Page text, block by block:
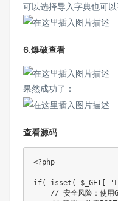
可以选择导入字典也可以
6.爆破查看
果然成功了：
查看源码
<?php
if( isset ( $_GET [
// 安全风险：使用